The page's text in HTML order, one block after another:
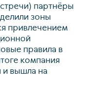
партнёры
зоны
привлечением
правила в
компания
и вышла на